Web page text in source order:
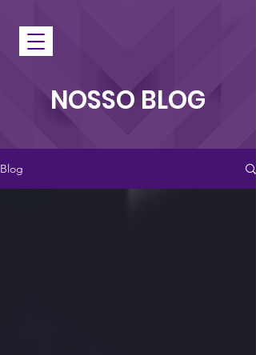
NOSSO BLOG
Blog